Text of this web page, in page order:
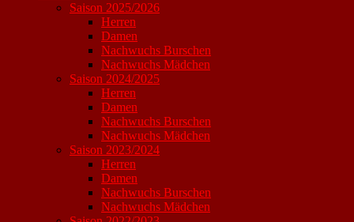
Saison 2025/2026
Herren
Damen
Nachwuchs Burschen
Nachwuchs Mädchen
Saison 2024/2025
Herren
Damen
Nachwuchs Burschen
Nachwuchs Mädchen
Saison 2023/2024
Herren
Damen
Nachwuchs Burschen
Nachwuchs Mädchen